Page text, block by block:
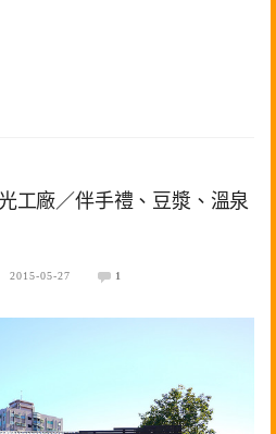
工廠／伴手禮、豆漿、溫泉
2015-05-27 1